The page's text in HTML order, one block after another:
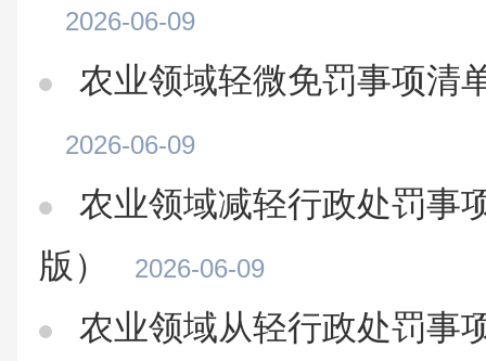
2026-06-09
农业领域轻微免罚事项清
2026-06-09
农业领域减轻行政处罚事
版）
2026-06-09
农业领域从轻行政处罚事